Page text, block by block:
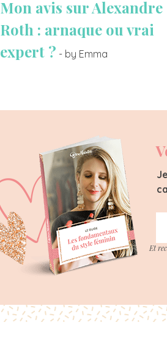
Mon avis sur Alexandre
Roth : arnaque ou vrai
expert ? - by Emma
Et